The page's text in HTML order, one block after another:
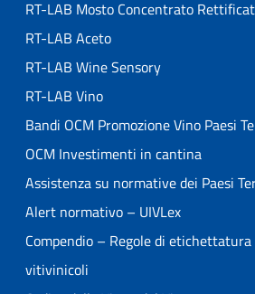
RT-LAB Mosto Concentrato
RT-LAB Aceto
RT-LAB Wine Sensory
RT-LAB Vino
Bandi OCM Promozione Vino Paesi
OCM Investimenti in cantina
Assistenza su normative dei Paesi
Alert normativo – UIVLex
Compendio – Regole di
vitivinicoli